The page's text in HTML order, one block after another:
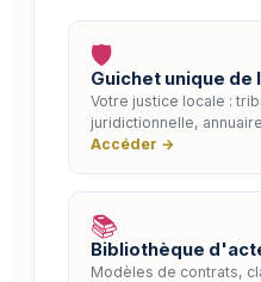
🛡️
Guichet unique de
Votre justice locale :
juridictionnelle,
Accéder →
📚
Bibliothèque
Modèles de contrats,